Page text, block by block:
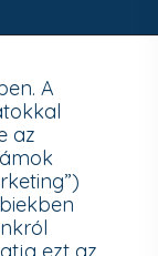
A
aztartós
adattörlő
Hatóság